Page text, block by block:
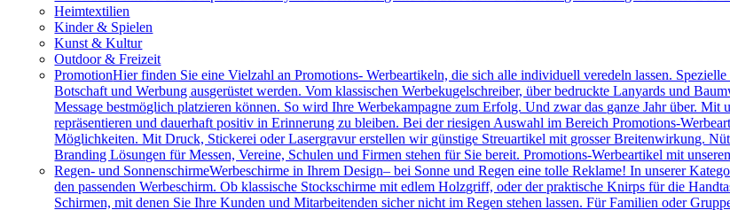
Heimtextilien
Kinder & Spielen
Kunst & Kultur
Outdoor & Freizeit
PromotionHier finden Sie eine Vielzahl an Promotions- Werbeartikeln, die sich alle individuell veredeln lassen.
Botschaft und Werbung ausgerüstet werden. Vom klassischen Werbekugelschreiber, über bedruckte Lanyards und
Message bestmöglich platzieren können. So wird Ihre Werbekampagne zum Erfolg. Und zwar das ganze Jahr über.
repräsentieren und dauerhaft positiv in Erinnerung zu bleiben. Bei der riesigen Auswahl im Bereich Promotions-
Möglichkeiten. Mit Druck, Stickerei oder Lasergravur erstellen wir günstige Streuartikel mit grosser Breitenwirkung.
Branding Lösungen für Messen, Vereine, Schulen und Firmen stehen für Sie bereit. Promotions-Werbeartikel mit
Regen- und SonnenschirmeWerbeschirme in Ihrem Design– bei Sonne und Regen eine tolle Reklame! In unserer
den passenden Werbeschirm. Ob klassische Stockschirme mit edlem Holzgriff, oder der praktische Knirps für die
Schirmen, mit denen Sie Ihre Kunden und Mitarbeitenden sicher nicht im Regen stehen lassen. Für Familien oder